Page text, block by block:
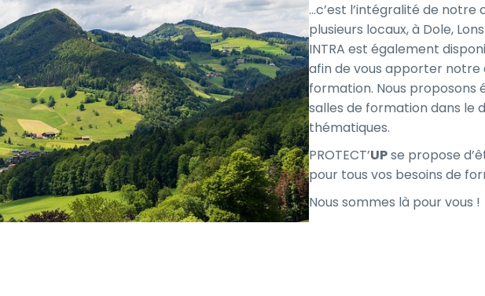
…c’est l’intégralité de notre
plusieurs locaux, à Dole,
INTRA est également
afin de vous apporter
formation. Nous proposons
salles de formation dans le
thématiques.
PROTECT’UPse propose
pour tous vos besoins de
Nous sommes là pour vous !